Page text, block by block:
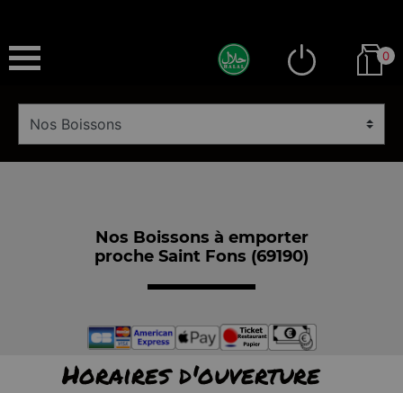
0
Nos Boissons à emporter
proche Saint Fons (69190)
Horaires d'ouverture